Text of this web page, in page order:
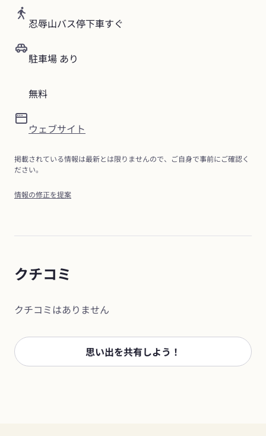
忍辱山バス停下車すぐ
駐車場 あり
無料
ウェブサイト
掲載されている情報は最新とは限りませんので、ご自身で事前にご確認く
ださい。
情報の修正を提案
クチコミ
クチコミはありません
思い出を共有しよう！